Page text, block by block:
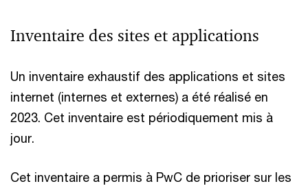
Inventaire des sites et applications
Un inventaire exhaustif des applications et sites
internet (internes et externes) a été réalisé en
2023. Cet inventaire est périodiquement mis à
jour.
Cet inventaire a permis à PwC de prioriser sur les